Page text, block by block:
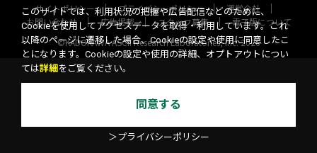
サイトポリシー プライバシーポリシー
運営会社
お問い合わせ
広告掲載 スタッフ募集
電子版について
©KADOKAWA ASCII Research Laboratories, Inc. 2026
このサイトでは、利用状況の把握や広告配信などのために、
Cookieを使用してアクセスデータを取得・利用しています。これ
以降のページに遷移した場合、Cookieの設定や使用に同意したこ
とになります。Cookieの設定や使用の詳細、オプトアウトについ
ては詳細 をご覧ください。
同意する
＞プライバシーポリシー